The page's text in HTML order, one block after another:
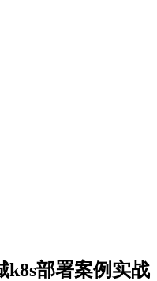
k8s部署案例实战